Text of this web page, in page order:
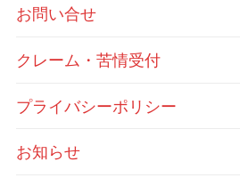
お問い合せ
クレーム・苦情受付
プライバシーポリシー
お知らせ